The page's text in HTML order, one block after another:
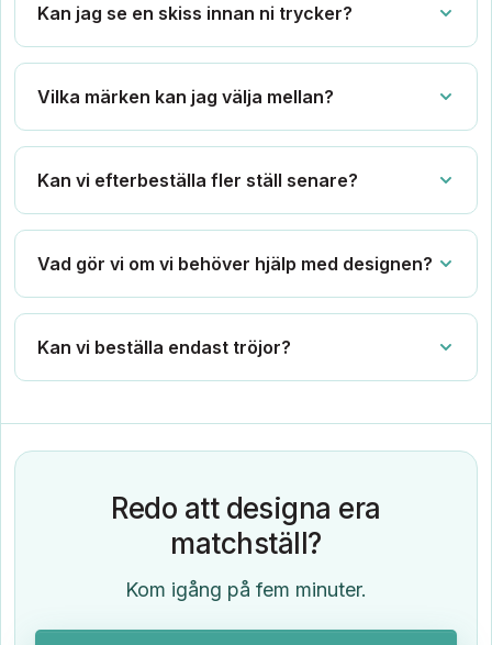
Kan jag se en skiss innan ni trycker?
Vilka märken kan jag välja mellan?
Kan vi efterbeställa fler ställ senare?
Vad gör vi om vi behöver hjälp med designen?
Kan vi beställa endast tröjor?
Redo att designa era
matchställ?
Kom igång på fem minuter.